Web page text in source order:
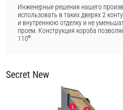
Инженерные решения нашего
использовать в таких дверях 2
и внутреннюю отделку и не
проем. Конструкция короба
110⁰
Secret New